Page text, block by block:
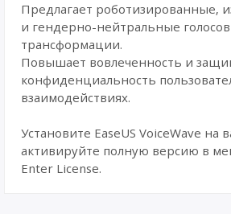
Предлагает роботизированные,
и гендерно-нейтральные
трансформации.
Повышает вовлеченность и
конфиденциальность
взаимодействиях.
Установите EaseUS VoiceWave
активируйте полную версию в
Enter License.